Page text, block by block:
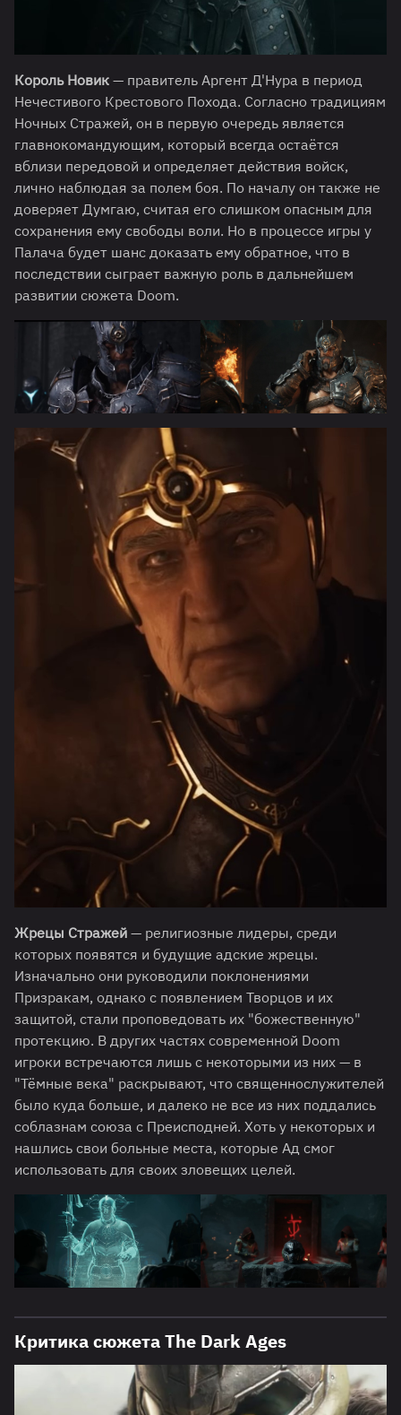
Король Новик — правитель Аргент Д'Нура в период
Нечестивого Крестового Похода. Согласно традициям
Ночных Стражей, он в первую очередь является
главнокомандующим, который всегда остаётся
вблизи передовой и определяет действия войск,
лично наблюдая за полем боя. По началу он также не
доверяет Думгаю, считая его слишком опасным для
сохранения ему свободы воли. Но в процессе игры у
Палача будет шанс доказать ему обратное, что в
последствии сыграет важную роль в дальнейшем
развитии сюжета Doom.
Жрецы Стражей — религиозные лидеры, среди
которых появятся и будущие адские жрецы.
Изначально они руководили поклонениями
Призракам, однако с появлением Творцов и их
защитой, стали проповедовать их "божественную"
протекцию. В других частях современной Doom
игроки встречаются лишь с некоторыми из них — в
"Тёмные века" раскрывают, что священнослужителей
было куда больше, и далеко не все из них поддались
соблазнам союза с Преисподней. Хоть у некоторых и
нашлись свои больные места, которые Ад смог
использовать для своих зловещих целей.
Критика сюжета The Dark Ages